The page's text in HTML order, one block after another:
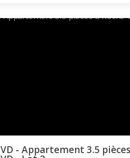
VD - Appartement 3.5